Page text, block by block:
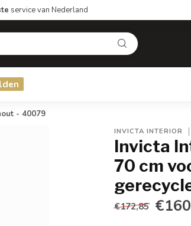
service van Nederland
- 40079
INVICTA INTERIOR
Invicta
70 cm
€172,85